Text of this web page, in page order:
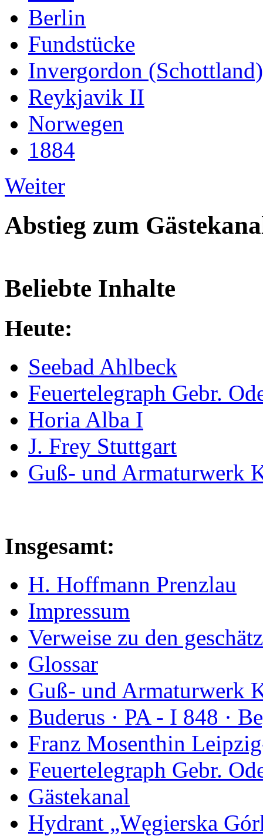
Berlin
Fundstücke
Invergordon (Schottland)
Reykjavik II
Norwegen
1884
Weiter
Abstieg zum
Beliebte Inhalte
Heute:
Seebad Ahlbeck
Feuertelegraph Gebr.
Horia Alba I
J. Frey Stuttgart
Guß- und Armaturwerk
Insgesamt:
H. Hoffmann Prenzlau
Impressum
Verweise zu den
Glossar
Guß- und Armaturwerk
Buderus · PA - I 848 ·
Franz Mosenthin
Feuertelegraph Gebr.
Gästekanal
Hydrant „Węgierska